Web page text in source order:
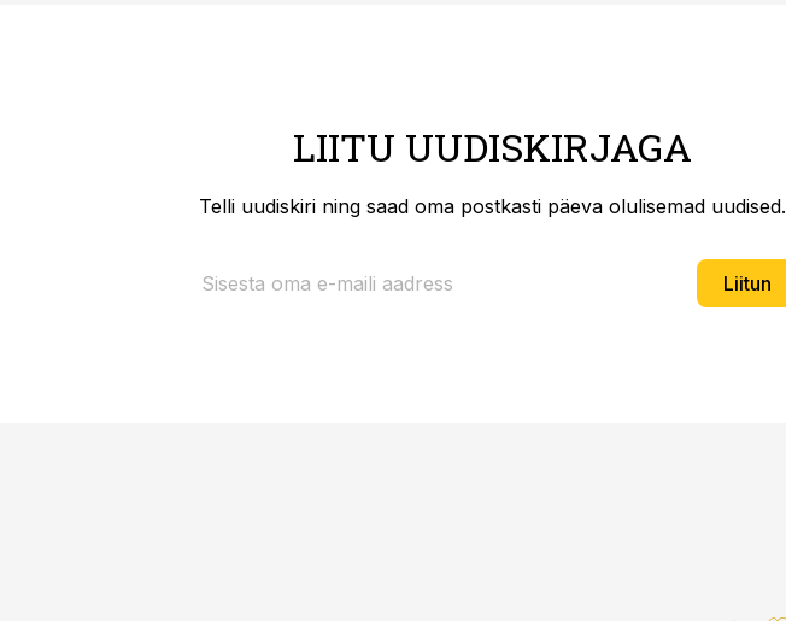
LIITU UUDISKIRJAGA
Telli uudiskiri ning saad oma postkasti päeva olulisemad uudised.
Liitun